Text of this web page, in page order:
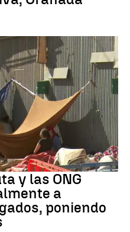
y las ONG
a
poniendo